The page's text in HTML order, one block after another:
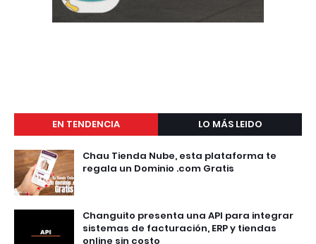
EN TENDENCIA LO MÁS LEIDO
Chau Tienda Nube, esta plataforma te
regala un Dominio .com Gratis
Changuito presenta una API para integrar
sistemas de facturación, ERP y tiendas
online sin costo